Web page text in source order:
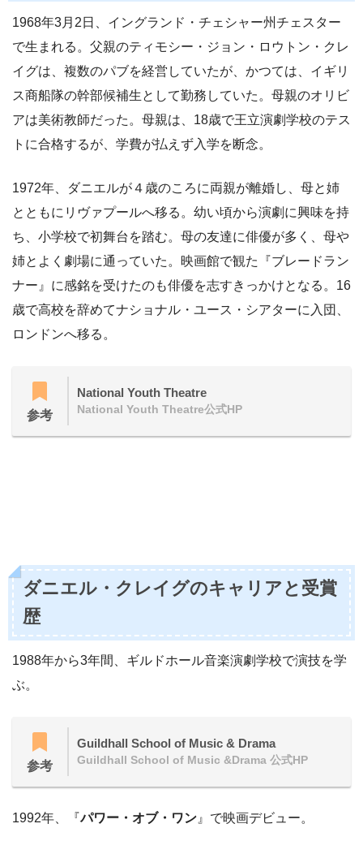
1968年3月2日、イングランド・チェシャー州チェスター
で生まれる。父親のティモシー・ジョン・ロウトン・クレ
イグは、複数のパブを経営していたが、かつては、イギリ
ス商船隊の幹部候補生として勤務していた。母親のオリビ
アは美術教師だった。母親は、18歳で王立演劇学校のテス
トに合格するが、学費が払えず入学を断念。
1972年、ダニエルが４歳のころに両親が離婚し、母と姉
とともにリヴァプールへ移る。幼い頃から演劇に興味を持
ち、小学校で初舞台を踏む。母の友達に俳優が多く、母や
姉とよく劇場に通っていた。映画館で観た『ブレードラン
ナー』に感銘を受けたのも俳優を志すきっかけとなる。16
歳で高校を辞めてナショナル・ユース・シアターに入団、
ロンドンへ移る。
参考
National Youth Theatre
National Youth Theatre公式HP
ダニエル・クレイグのキャリアと受賞
歴
1988年から3年間、ギルドホール音楽演劇学校で演技を学
ぶ。
参考
Guildhall School of Music & Drama
Guildhall School of Music &Drama 公式HP
1992年、『パワー・オブ・ワン』で映画デビュー。